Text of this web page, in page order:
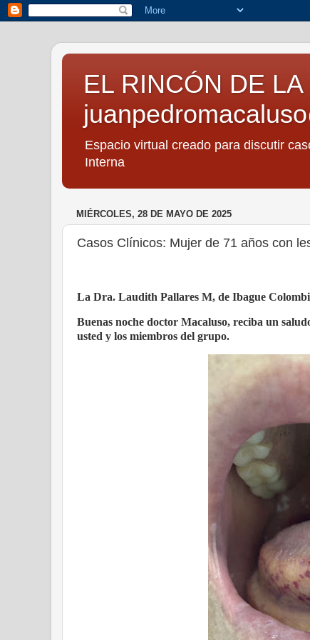
EL RINCÓN DE
Espacio virtual creado para discutir
Interna
MIÉRCOLES, 28 DE MAYO DE 2025
Casos Clínicos: Mujer de 71 años con
La Dra. Laudith Pallares M, de Ibague
Buenas noche doctor Macaluso, reciba un
usted y los miembros del grupo.